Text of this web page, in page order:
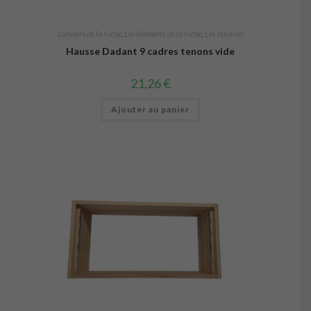
L'univers de la ruche Les éléments de la ruche Les hausses
Hausse Dadant 9 cadres tenons vide
21,26€
Ajouter au panier